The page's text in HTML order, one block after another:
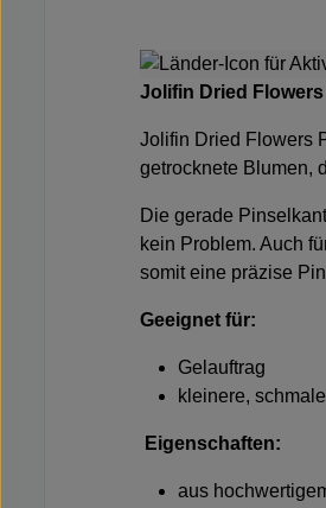
Jolifin Dried
Jolifin Dried Flowers
getrocknete Blumen,
Die gerade
kein Problem. Auch
somit eine präzise
Geeignet für:
Gelauftrag
kleinere,
Eigenschaften:
aus